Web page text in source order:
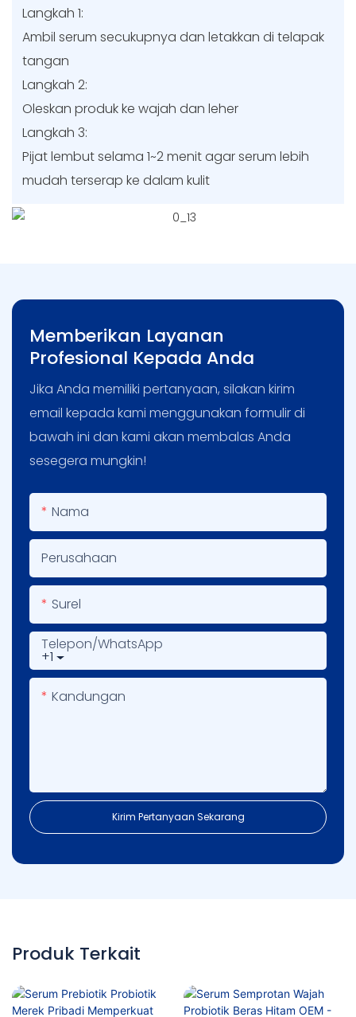
Langkah 1:
Ambil serum secukupnya dan letakkan di telapak
tangan
Langkah 2:
Oleskan produk ke wajah dan leher
Langkah 3:
Pijat lembut selama 1~2 menit agar serum lebih
mudah terserap ke dalam kulit
Memberikan Layanan
Profesional Kepada Anda
Jika Anda memiliki pertanyaan, silakan kirim
email kepada kami menggunakan formulir di
bawah ini dan kami akan membalas Anda
sesegera mungkin!
Nama
Perusahaan
Surel
+1
Telepon/WhatsApp
Kandungan
Kirim Pertanyaan Sekarang
Produk Terkait